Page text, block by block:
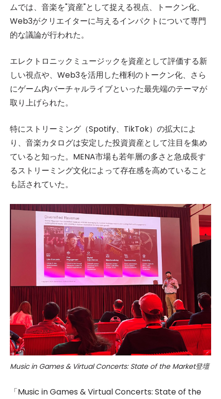
ムでは、音楽を"資産"として捉える視点、トークン化、
Web3がクリエイターに与えるインパクトについて専門
的な議論が行われた。
エレクトロニックミュージックを資産として評価する新
しい視点や、Web3を活用した権利のトークン化、さら
にゲーム内バーチャルライブといった最先端のテーマが
取り上げられた。
特にストリーミング（Spotify、TikTok）の拡大によ
り、音楽カタログは安定した投資資産として注目を集め
ていると知った。MENA市場も若年層の多さと急成長す
るストリーミング文化によって存在感を高めていること
も話されていた。
Music in Games & Virtual Concerts: State of the Market登壇
「Music in Games & Virtual Concerts: State of the